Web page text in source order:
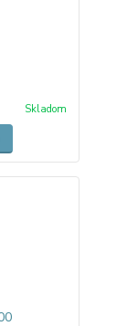
Skladom